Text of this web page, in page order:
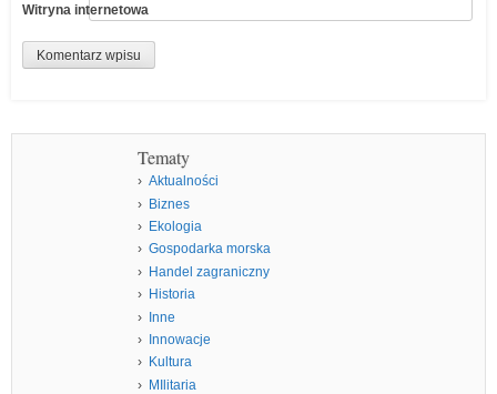
Witryna internetowa
Tematy
Aktualności
Biznes
Ekologia
Gospodarka morska
Handel zagraniczny
Historia
Inne
Innowacje
Kultura
MIlitaria